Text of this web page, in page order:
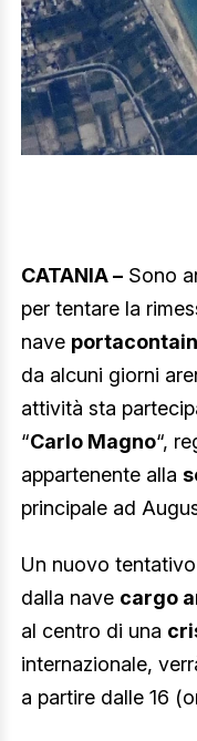
CATANIA – Sono
per tentare la
nave
da alcuni giorni
attività sta
“Carlo Magno“,
appartenente alla
principale ad
Un nuovo
dalla nave cargo
al centro di una
internazionale,
a partire dalle 16